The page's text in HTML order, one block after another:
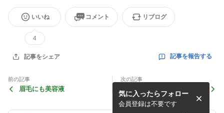
いいね
4
コメント リブログ
記事をシェア 記事を報告する
前の記事
眉毛にも美容液
次の記事
LEDエクステなら下まつ毛も
長持ち◎
気に入ったらフォロー
会員登録は不要です